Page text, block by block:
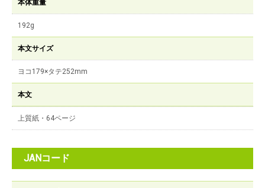
本体重量
192g
本文サイズ
ヨコ179×タテ252mm
本文
上質紙・64ページ
JANコード